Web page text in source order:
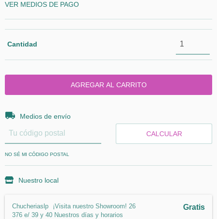
VER MEDIOS DE PAGO
Cantidad
Entregas para el CP:
Medios de envío
CALCULAR
NO SÉ MI CÓDIGO POSTAL
Nuestro local
Chucheriaslp
¡Visita nuestro Showroom! 26
376 e/ 39 y 40 Nuestros días y horarios
Gratis